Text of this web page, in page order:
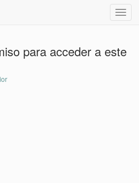
para acceder a este